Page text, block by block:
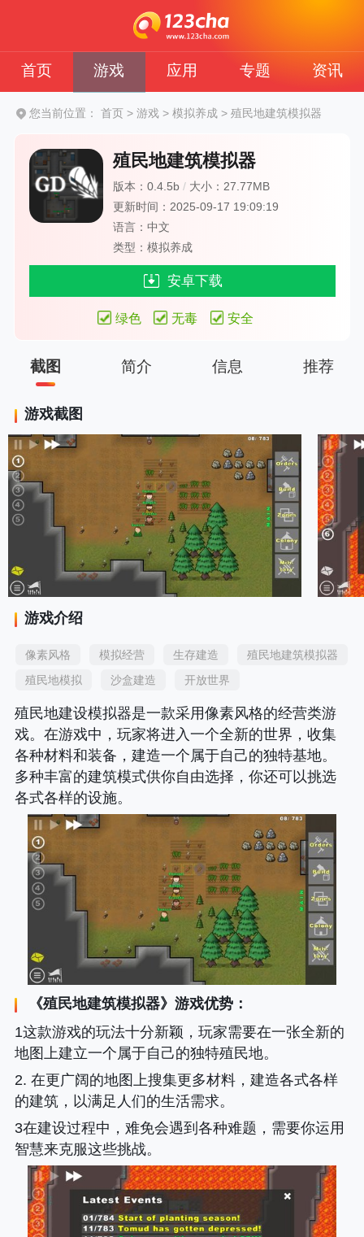
首页 游戏 应用 专题 资讯
您当前位置： 首页 > 游戏 > 模拟养成 >殖民地建筑模拟器
殖民地建筑模拟器
版本：0.4.5b/ 大小：27.77MB
更新时间：2025-09-17 19:09:19
语言：中文
类型：模拟养成
安卓下载
绿色 无毒 安全
截图 简介 信息 推荐
游戏截图
游戏介绍
像素风格 模拟经营 生存建造
殖民地建筑模拟器
殖民地模拟
沙盒建造 开放世界
殖民地建设模拟器是一款采用像素风格的经营类游
戏。在游戏中，玩家将进入一个全新的世界，收集
各种材料和装备，建造一个属于自己的独特基地。
多种丰富的建筑模式供你自由选择，你还可以挑选
各式各样的设施。
《殖民地建筑模拟器》游戏优势：
1这款游戏的玩法十分新颖，玩家需要在一张全新的
地图上建立一个属于自己的独特殖民地。
2. 在更广阔的地图上搜集更多材料，建造各式各样
的建筑，以满足人们的生活需求。
3在建设过程中，难免会遇到各种难题，需要你运用
智慧来克服这些挑战。